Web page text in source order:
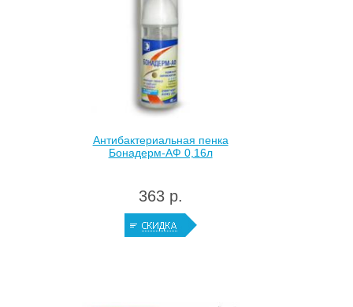
Антибактериальная пенка
Бонадерм-АФ 0,16л
363 р.